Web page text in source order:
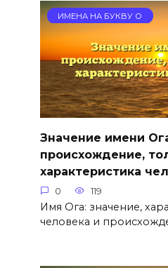
ИМЕНА НА БУКВУ О
Значение имени
происхождение,
характеристика
0 119
Имя Ога: значение,
человека и